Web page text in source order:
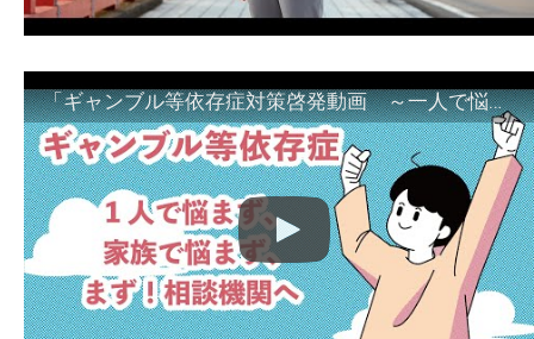
「ギャンブル等依存症対策啓発動画 ～一人で悩まず、家族で悩まず、まず！相談機関へ～」